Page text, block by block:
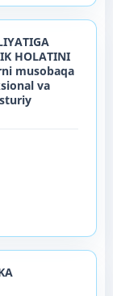
HOLATINI
musobaqa
va